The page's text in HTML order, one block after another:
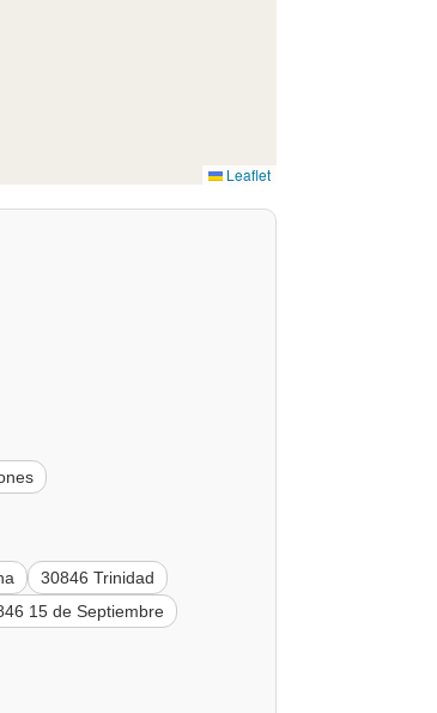
Leaflet
30846 Trinidad
15 de Septiembre